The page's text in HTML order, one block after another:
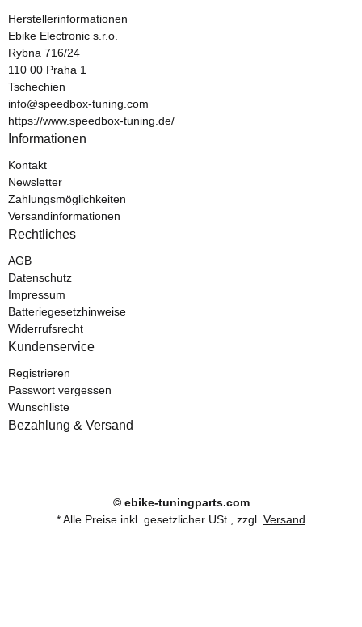
Herstellerinformationen
Ebike Electronic s.r.o.
Rybna 716/24
110 00 Praha 1
Tschechien
info@speedbox-tuning.com
https://www.speedbox-tuning.de/
Informationen
Kontakt
Newsletter
Zahlungsmöglichkeiten
Versandinformationen
Rechtliches
AGB
Datenschutz
Impressum
Batteriegesetzhinweise
Widerrufsrecht
Kundenservice
Registrieren
Passwort vergessen
Wunschliste
Bezahlung & Versand
© ebike-tuningparts.com
* Alle Preise inkl. gesetzlicher USt., zzgl. Versand